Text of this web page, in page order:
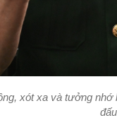
xót xa và tưởng